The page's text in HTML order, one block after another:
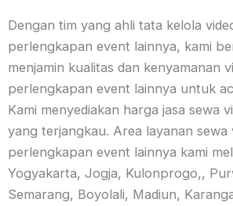
Dengan tim yang ahli tata kelola
perlengkapan event lainnya, kami
menjamin kualitas dan kenyamanan
perlengkapan event lainnya untuk
Kami menyediakan harga jasa sewa
yang terjangkau. Area layanan
perlengkapan event lainnya kami
Yogyakarta, Jogja, Kulonprogo,,
Semarang, Boyolali, Madiun,